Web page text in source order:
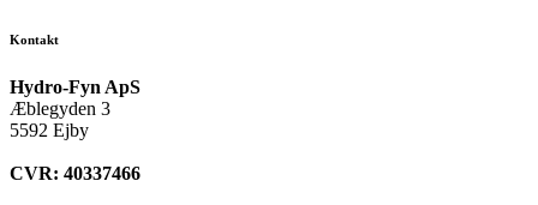
Kontakt
Hydro-Fyn ApS
Æblegyden 3
5592 Ejby
CVR: 40337466